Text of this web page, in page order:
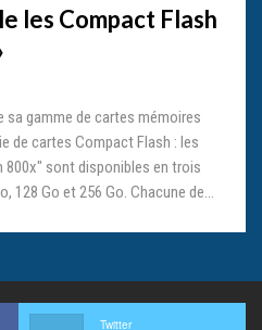
les Compact Flash
gamme de cartes mémoires
de cartes Compact Flash : les
800x" sont disponibles en trois
128 Go et 256 Go. Chacune de…
Twitter